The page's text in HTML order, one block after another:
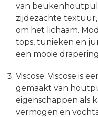
van
zijdezachte textuur,
om het lichaam.
tops, tunieken en
een mooie
Viscose: Viscose is
gemaakt van
eigenschappen als
vermogen en